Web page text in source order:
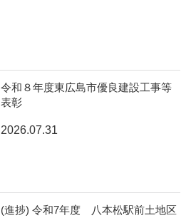
令和８年度東広島市優良建設工事等
表彰
2026.07.31
(進捗) 令和7年度 八本松駅前土地区